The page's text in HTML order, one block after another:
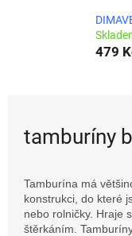
479
tamburíny
Tamburína má
konstrukci, do které
nebo rolničky. Hraje
štěrkáním.